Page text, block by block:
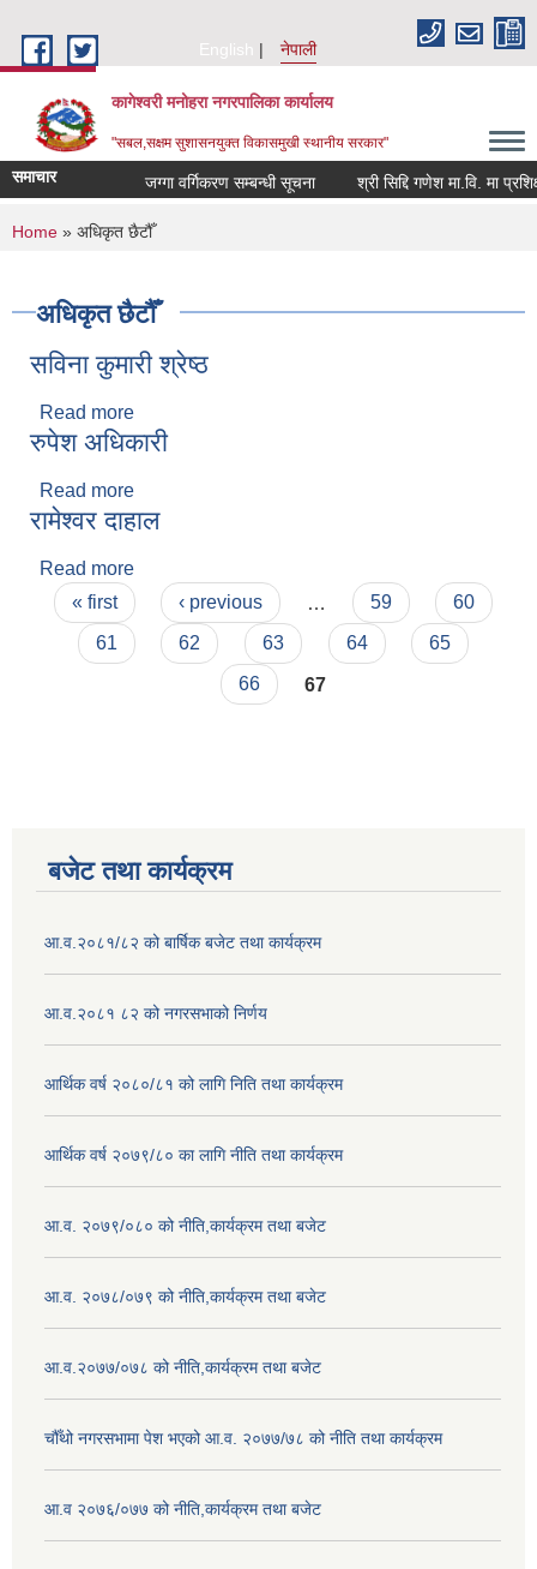
English
नेपाली
कागेश्वरी मनोहरा नगरपालिका कार्यालय
"सबल,सक्षम सुशासनयुक्त विकासमुखी स्थानीय सरकार"
समाचार जग्गा वर्गिकरण सम्बन्धी सूचना श्री सिद्दि गणेश मा.वि. मा
You are here
Home » अधिकृत छैटौँ
अधिकृत छैटौँ
सविना कुमारी श्रेष्ठ
Read more
रुपेश अधिकारी
Read more
रामेश्वर दाहाल
Read more
Pages
« first ‹ previous 59
60
61
62 63 64
65
66
67
बजेट तथा कार्यक्रम
आ.व.२०८१/८२ को बार्षिक बजेट तथा कार्यक्रम
आ.व.२०८१ ८२ को नगरसभाको निर्णय
आर्थिक वर्ष २०८०/८१ को लागि निति तथा कार्यक्रम
आर्थिक वर्ष २०७९/८० का लागि नीति तथा कार्यक्रम
आ.व. २०७९/०८० को नीति,कार्यक्रम तथा बजेट
आ.व. २०७८/०७९ को नीति,कार्यक्रम तथा बजेट
आ.व.२०७७/०७८ को नीति,कार्यक्रम तथा बजेट
चौँथो नगरसभामा पेश भएको आ.व. २०७७/७८ को नीति तथा कार्यक्रम
आ.व २०७६/०७७ को नीति,कार्यक्रम तथा बजेट